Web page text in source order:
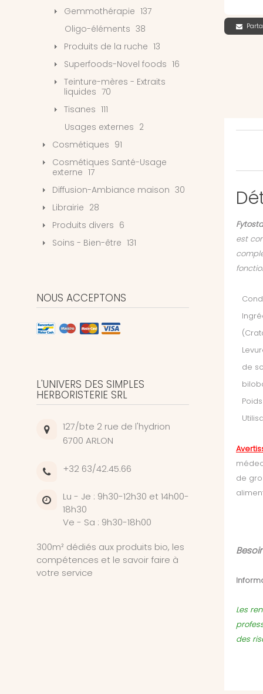
est
de
de
Les
des
Gemmothérapie 137
Oligo-éléments 38
Produits de la ruche 13
Superfoods-Novel foods 16
Teinture-mères - Extraits
liquides 70
Tisanes 111
Usages externes 2
Cosmétiques 91
Cosmétiques Santé-Usage
externe 17
Diffusion-Ambiance maison 30
Librairie 28
Produits divers 6
Soins - Bien-être 131
NOUS ACCEPTONS
L'UNIVERS DES SIMPLES
HERBORISTERIE SRL
127/bte 2 rue de l'hydrion
6700 ARLON
+32 63/42.45.66
Lu - Je : 9h30-12h30 et 14h00-
18h30
Ve - Sa : 9h30-18h00
300m² dédiés aux produits bio, les
compétences et le savoir faire à
votre service